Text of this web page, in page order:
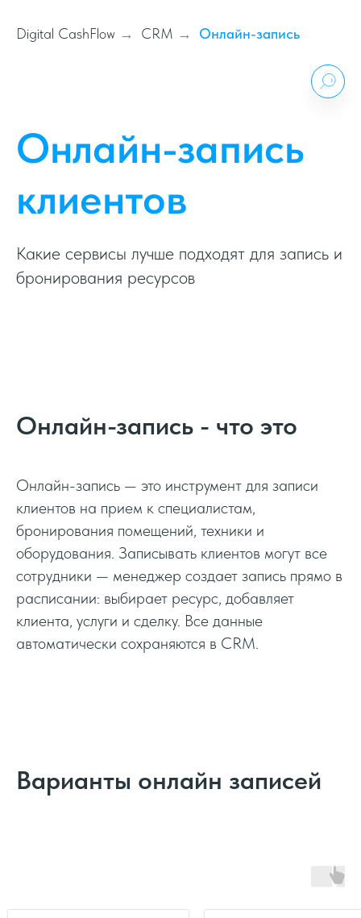
Digital CashFlow → CRM → Онлайн-запись
Онлайн-запись
клиентов
Какие сервисы лучше подходят для запись и
бронирования ресурсов
Онлайн-запись - что это
Онлайн-запись — это инструмент для записи
клиентов на прием к специалистам,
бронирования помещений, техники и
оборудования. Записывать клиентов могут все
сотрудники — менеджер создает запись прямо в
расписании: выбирает ресурс, добавляет
клиента, услуги и сделку. Все данные
автоматически сохраняются в CRM.
Варианты онлайн записей